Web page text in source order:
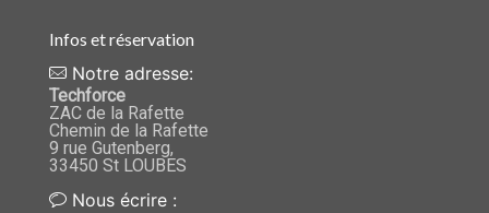
Infos et réservation
Notre adresse:
Techforce
ZAC de la Rafette
Chemin de la Rafette
9 rue Gutenberg,
33450 St LOUBES
Nous écrire :